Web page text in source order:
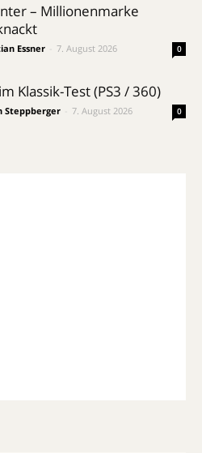
– Millionenmarke
Essner 7. August 2026 0
Klassik-Test (PS3 / 360)
Steppberger 7. August 2026 0